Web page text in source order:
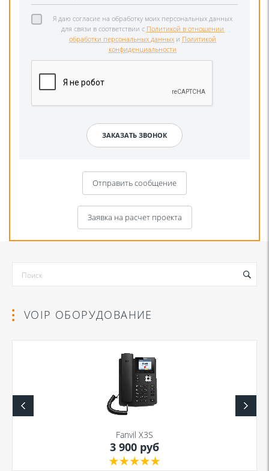
Я даю согласие на обработку моих персональных данных
для связи в соответствии с Политикой в отношении
обработки персональных данных и Политикой
конфиденциальности
Отправить сообщение
Я даю согласие на обработку моих персональных данных для связи
Политикой в отношении обработки персональных
Политикой конфиденциальности
Заявка на расчет проекта
Я даю согласие на обработку моих персональных данных для связи
Политикой в отношении обработки персональных
VOIP ОБОРУДОВАНИЕ
Fanvil X3S
3 900 руб